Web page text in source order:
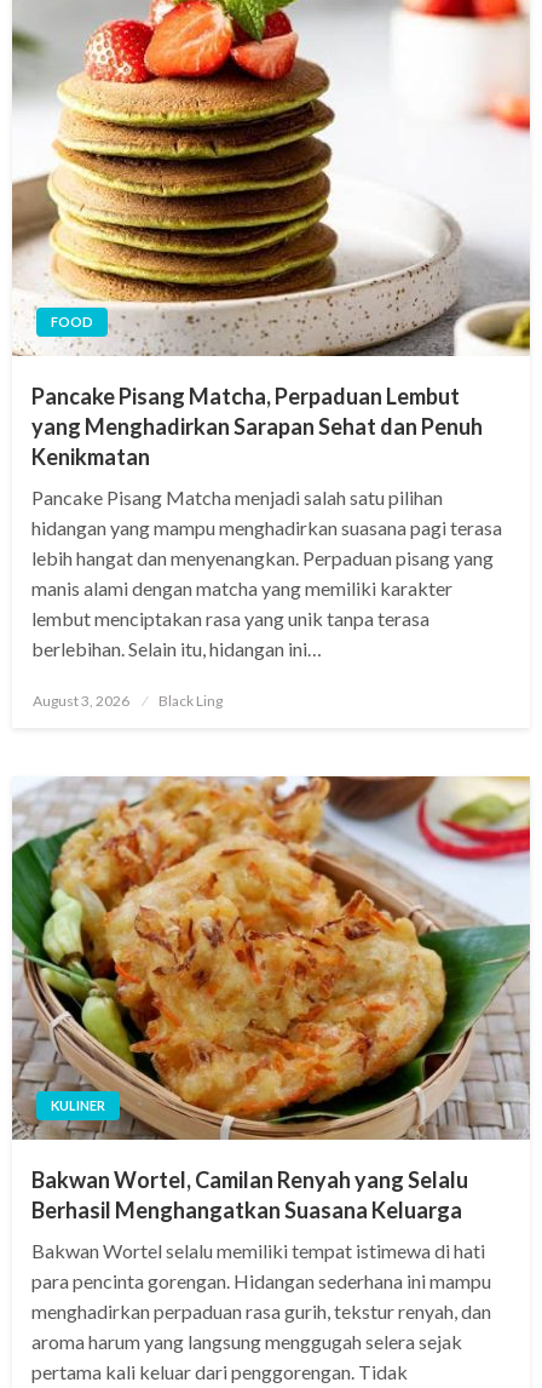
FOOD
Pancake Pisang Matcha, Perpaduan Lembut
yang Menghadirkan Sarapan Sehat dan Penuh
Kenikmatan
Pancake Pisang Matcha menjadi salah satu pilihan
hidangan yang mampu menghadirkan suasana pagi terasa
lebih hangat dan menyenangkan. Perpaduan pisang yang
manis alami dengan matcha yang memiliki karakter
lembut menciptakan rasa yang unik tanpa terasa
berlebihan. Selain itu, hidangan ini…
Posted
August 3, 2026 Black Ling
KULINER
Bakwan Wortel, Camilan Renyah yang Selalu
Berhasil Menghangatkan Suasana Keluarga
Bakwan Wortel selalu memiliki tempat istimewa di hati
para pencinta gorengan. Hidangan sederhana ini mampu
menghadirkan perpaduan rasa gurih, tekstur renyah, dan
aroma harum yang langsung menggugah selera sejak
pertama kali keluar dari penggorengan. Tidak